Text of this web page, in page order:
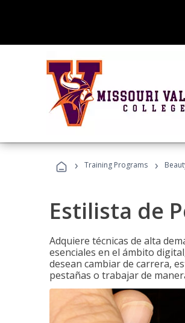
› Training Programs ›
Estilista de
Adquiere técnicas de alta
esenciales en el ámbito
desean cambiar de carrera,
pestañas o trabajar de